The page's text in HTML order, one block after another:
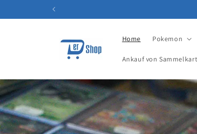
Inhalt
Home Pokemon
Ankauf von